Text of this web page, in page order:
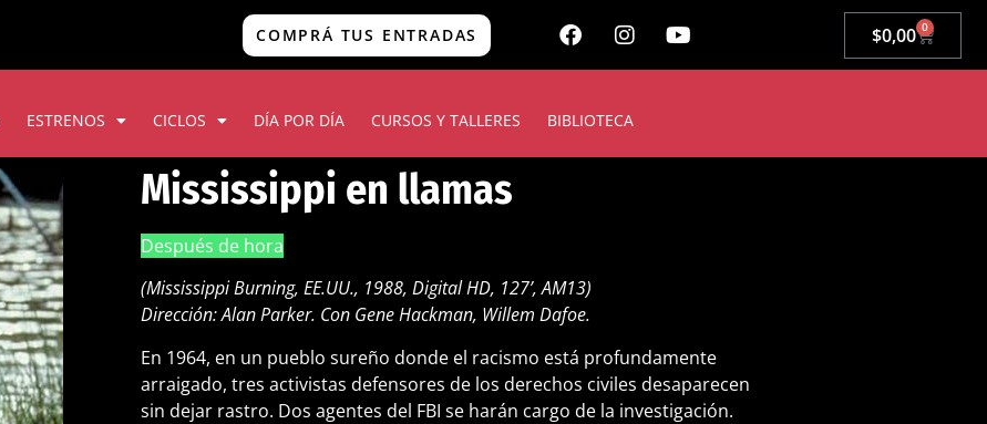
COMPRÁ TUS ENTRADAS $0,00 0
ESTRENOS CICLOS DÍA POR DÍA CURSOS Y TALLERES BIBLIOTECA
Mississippi en llamas
Después de hora
(Mississippi Burning, EE.UU., 1988, Digital HD, 127’, AM13)
Dirección: Alan Parker. Con Gene Hackman, Willem Dafoe.
En 1964, en un pueblo sureño donde el racismo está profundamente
arraigado, tres activistas defensores de los derechos civiles desaparecen
sin dejar rastro. Dos agentes del FBI se harán cargo de la investigación.